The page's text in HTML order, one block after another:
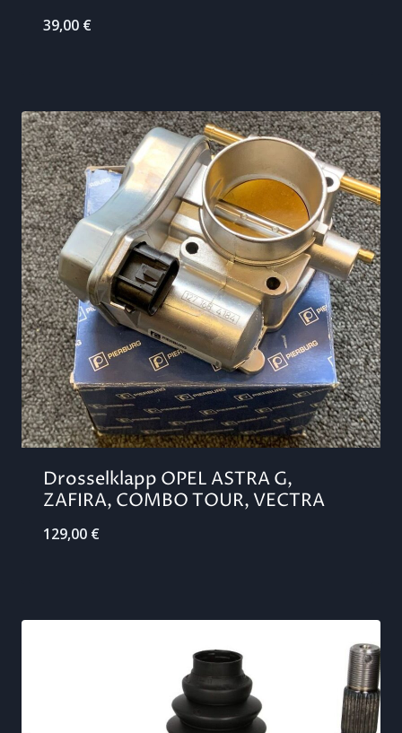
39,00 €
Drosselklapp OPEL ASTRA G,
ZAFIRA, COMBO TOUR, VECTRA
129,00 €